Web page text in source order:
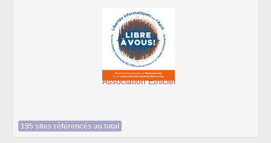
Association Éthiciel
195 sites référencés au total